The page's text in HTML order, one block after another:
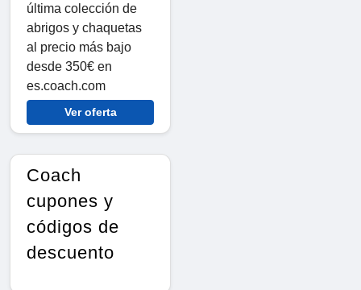
última colección de
abrigos y chaquetas
al precio más bajo
desde 350€ en
es.coach.com
Ver oferta
Coach
cupones y
códigos de
descuento